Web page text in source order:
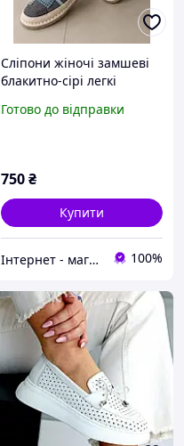
Сліпони жіночі замшеві
блакитно-сірі легкі
платформі 37-38 розмір
Готово до відправки
750₴
Купити
Інтернет - магазин дитячого одягу "Junior" 100%